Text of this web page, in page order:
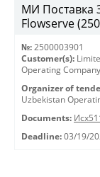
МИ Поставка
Flowserve
№: 2500003901
Customer(s):
Operating
Organizer of
Uzbekistan
Documents:
Deadline: 03/19/